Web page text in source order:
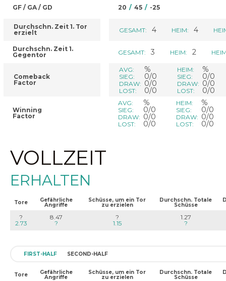
GF / GA / GD
Durchschn. Zeit 1. Tor
erzielt
Durchschn. Zeit 1.
Gegentor
Comeback
Factor
Winning
Factor
20 / 45 / -25
GESAMT: 4 HEIM: 4
GESAMT: 3 HEIM: 2
AVG: %
SIEG: 0/0
DRAW: 0/0
LOST: 0/0
HEIM: %
SIEG: 0/0
DRAW: 0/0
LOST: 0/0
AVG: %
SIEG: 0/0
DRAW: 0/0
LOST: 0/0
HEIM: %
SIEG: 0/0
DRAW: 0/0
LOST: 0/0
VOLLZEIT
ERHALTEN
Tore Gefährliche
Angriffe
Schüsse, um ein Tor
zu erzielen
Durchschn. Totale
Schüsse
?
2.73
8.47
?
?
1.15
1.27
?
FIRST-HALF SECOND-HALF
Tore Gefährliche
Angriffe
Schüsse, um ein Tor
zu erzielen
Durchschn. Totale
Schüsse